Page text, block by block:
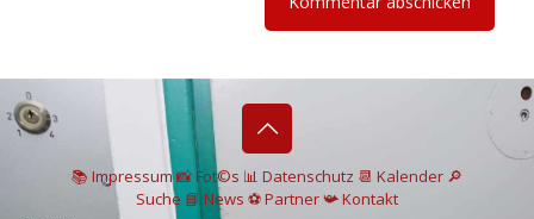
📚 Impressum📸Fot©s 📊 Datenschutz 📆 Kalender 🔎
Suche 📘 News ⚽Partner📯Kontakt